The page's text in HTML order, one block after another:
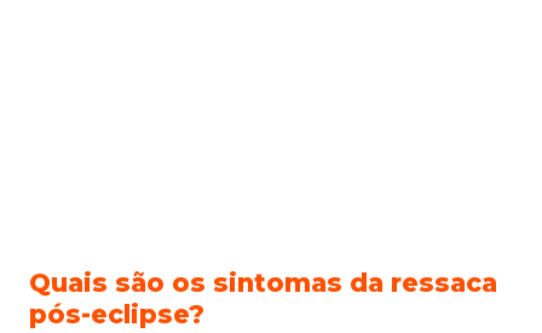
Quais são os sintomas da ressaca
pós-eclipse?